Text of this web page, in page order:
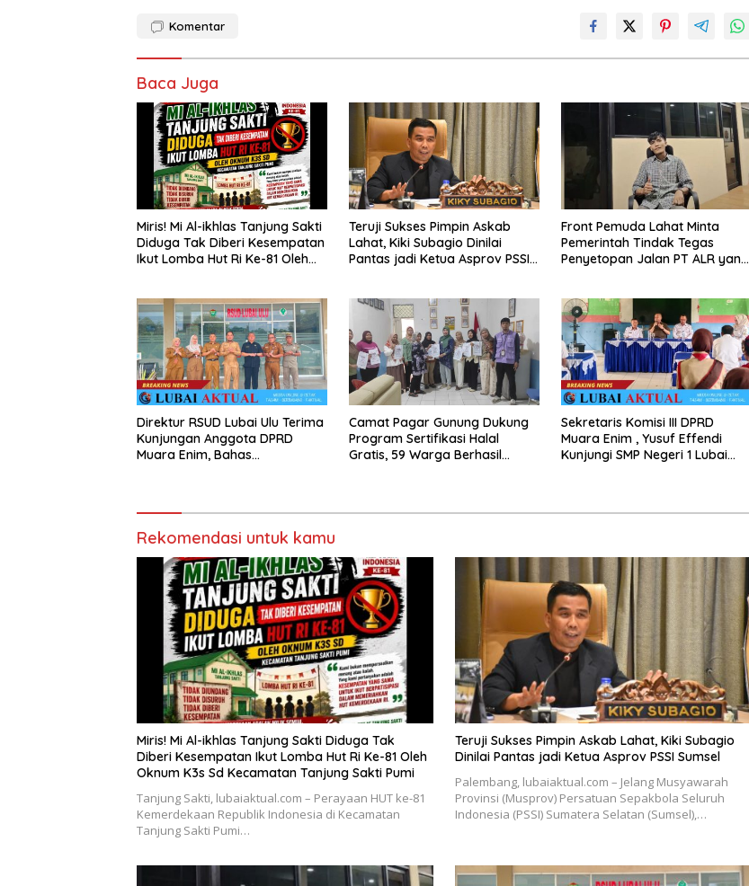
Komentar
Baca Juga
Miris! Mi Al-ikhlas Tanjung Sakti
Diduga Tak Diberi Kesempatan
Ikut Lomba Hut Ri Ke-81 Oleh
Teruji Sukses Pimpin Askab
Lahat, Kiki Subagio Dinilai
Pantas jadi Ketua Asprov PSSI
Front Pemuda Lahat Minta
Pemerintah Tindak Tegas
Penyetopan Jalan PT ALR yang
Direktur RSUD Lubai Ulu Terima
Kunjungan Anggota DPRD
Muara Enim, Bahas
Camat Pagar Gunung Dukung
Program Sertifikasi Halal
Gratis, 59 Warga Berhasil
Sekretaris Komisi III DPRD
Muara Enim , Yusuf Effendi
Kunjungi SMP Negeri 1 Lubai
Rekomendasi untuk kamu
Miris! Mi Al-ikhlas Tanjung Sakti Diduga Tak
Diberi Kesempatan Ikut Lomba Hut Ri Ke-81 Oleh
Oknum K3s Sd Kecamatan Tanjung Sakti Pumi
Tanjung Sakti, lubaiaktual.com – Perayaan HUT ke-81
Kemerdekaan Republik Indonesia di Kecamatan
Tanjung Sakti Pumi…
Teruji Sukses Pimpin Askab Lahat, Kiki Subagio
Dinilai Pantas jadi Ketua Asprov PSSI Sumsel
Palembang, lubaiaktual.com – Jelang Musyawarah
Provinsi (Musprov) Persatuan Sepakbola Seluruh
Indonesia (PSSI) Sumatera Selatan (Sumsel),…